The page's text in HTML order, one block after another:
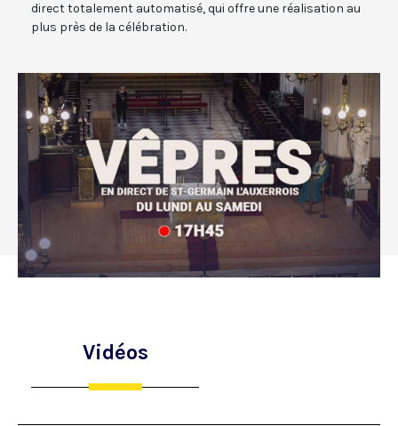
direct totalement automatisé, qui offre une réalisation au
plus près de la célébration.
Vidéos